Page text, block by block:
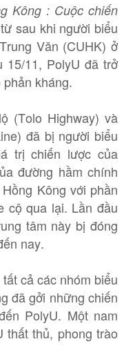
Kông : Cuộc chiến
sau khi người biểu
Văn (CUHK) ở
15/11, PolyU đã trở
kháng.
(Tolo Highway) và
đã bị người biểu
trị chiến lược của
đường hầm chính
Kông với phần
cộ qua lại. Lần đầu
tâm này bị đóng
nay.
cả các nhóm biểu
đã gởi những chiến
PolyU. Một nam
thất thủ, phong trào